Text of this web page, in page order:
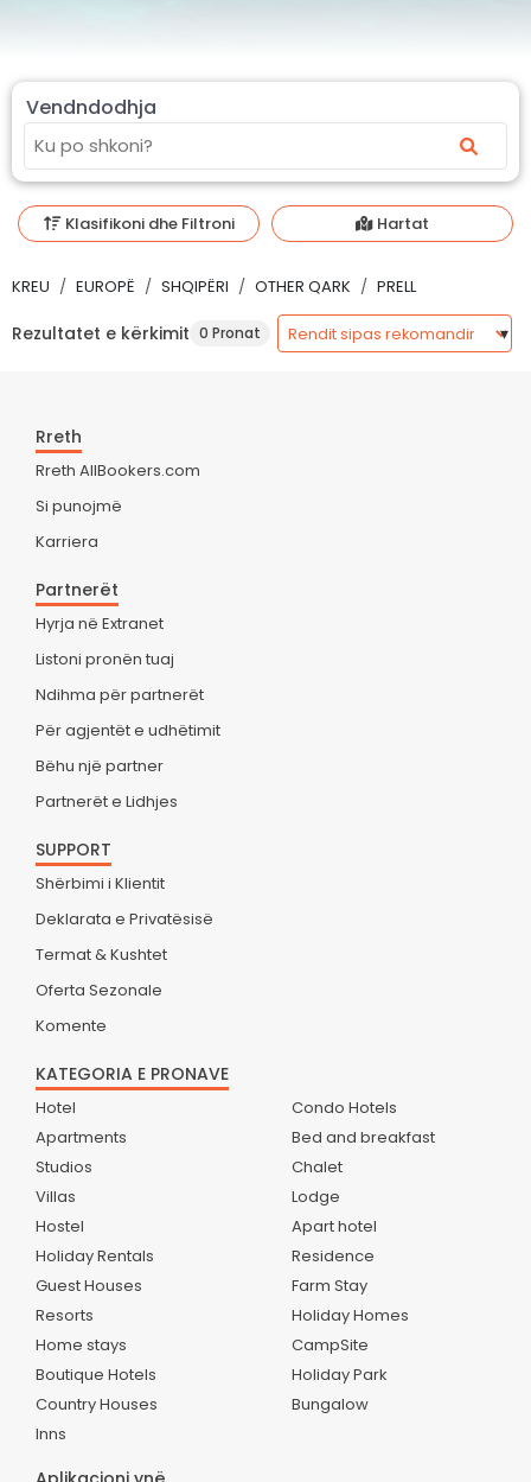
Vendndodhja
Klasifikoni dhe Filtroni Hartat
KREU EUROPË SHQIPËRI OTHER QARK PRELL
Rezultatet e kërkimit 0 Pronat
Rreth
Rreth AllBookers.com
Si punojmë
Karriera
Partnerët
Hyrja në Extranet
Listoni pronën tuaj
Ndihma për partnerët
Për agjentët e udhëtimit
Bëhu një partner
Partnerët e Lidhjes
SUPPORT
Shërbimi i Klientit
Deklarata e Privatësisë
Termat & Kushtet
Oferta Sezonale
Komente
KATEGORIA E PRONAVE
Hotel
Apartments
Studios
Villas
Hostel
Holiday Rentals
Guest Houses
Resorts
Home stays
Boutique Hotels
Country Houses
Inns
Condo Hotels
Bed and breakfast
Chalet
Lodge
Apart hotel
Residence
Farm Stay
Holiday Homes
CampSite
Holiday Park
Bungalow